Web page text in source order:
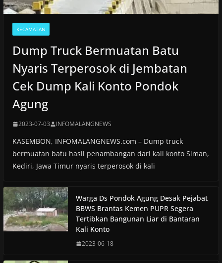
KECAMATAN
Dump Truck Bermuatan Batu
Nyaris Terperosok di Jembatan
Cek Dump Kali Konto Pondok
Agung
2023-07-03 INFOMALANGNEWS
KASEMBON, INFOMALANGNEWS.com – Dump truck
bermuatan batu hasil penambangan dari kali konto Siman,
Kediri, Jawa Timur nyaris terperosok di kali
Warga Ds Pondok Agung Desak Pejabat
BBWS Brantas Kemen PUPR Segera
Tertibkan Bangunan Liar di Bantaran
Kali Konto
2023-06-18